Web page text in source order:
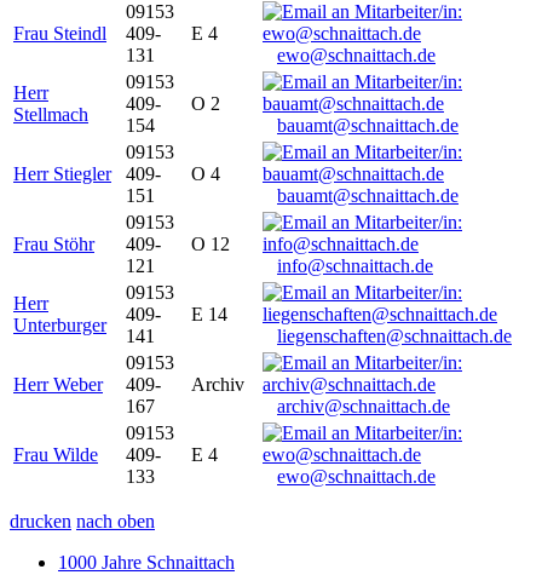
Frau Steindl
09153
409-
131
E 4
ewo@schnaittach.de
Herr
Stellmach
09153
409-
154
O 2
bauamt@schnaittach.de
Herr Stiegler
09153
409-
151
O 4
bauamt@schnaittach.de
Frau Stöhr
09153
409-
121
O 12
info@schnaittach.de
Herr
Unterburger
09153
409-
141
E 14
liegenschaften@schnaittach.de
Herr Weber
09153
409-
167
Archiv
archiv@schnaittach.de
Frau Wilde
09153
409-
133
E 4
ewo@schnaittach.de
drucken nach oben
1000 Jahre Schnaittach